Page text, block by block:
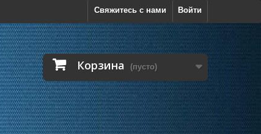
Войти
Свяжитесь с нами
Корзина (пусто)